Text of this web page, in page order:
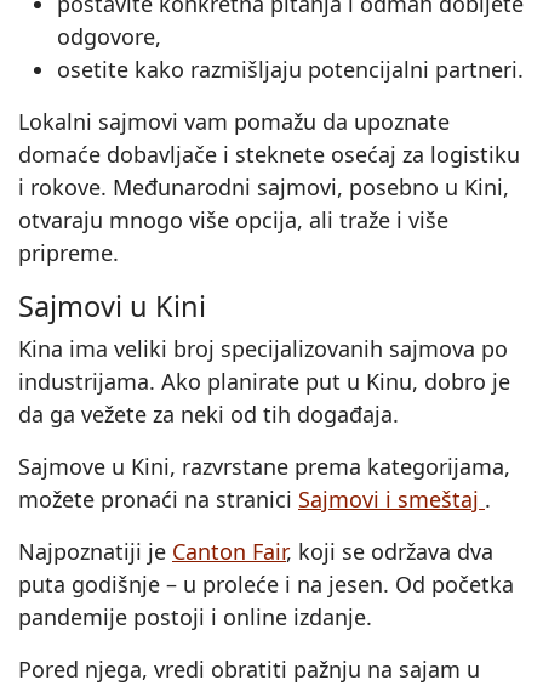
odgovore,
osetite kako razmišljaju potencijalni partneri.
Lokalni sajmovi vam pomažu da upoznate
domaće dobavljače i steknete osećaj za logistiku
i rokove. Međunarodni sajmovi, posebno u Kini,
otvaraju mnogo više opcija, ali traže i više
pripreme.
Sajmovi u Kini
Kina ima veliki broj specijalizovanih sajmova po
industrijama. Ako planirate put u Kinu, dobro je
da ga vežete za neki od tih događaja.
Sajmove u Kini, razvrstane prema kategorijama,
možete pronaći na stranici Sajmovi i smeštaj .
Najpoznatiji je Canton Fair, koji se održava dva
puta godišnje – u proleće i na jesen. Od početka
pandemije postoji i online izdanje.
Pored njega, vredi obratiti pažnju na sajam u